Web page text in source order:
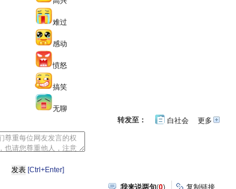
难过
感动
愤怒
搞笑
无聊
更多开
转发至： 白社会
[Ctrl+Enter]
我来说两句(0) 复制链接